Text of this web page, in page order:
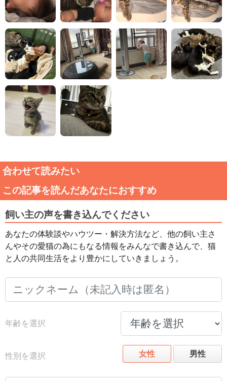
合わせて読みたい
この記事を読んだあなたにおすすめ
飼い主の声を書き込んでください
あなたの体験談やハウツー・解決方法など、他の飼い主さ
んやその愛猫の為にもなる情報をみんなで書き込んで、猫
と人の共同生活をより豊かにしていきましょう。
年齢を選択
性別を選択 女性 男性